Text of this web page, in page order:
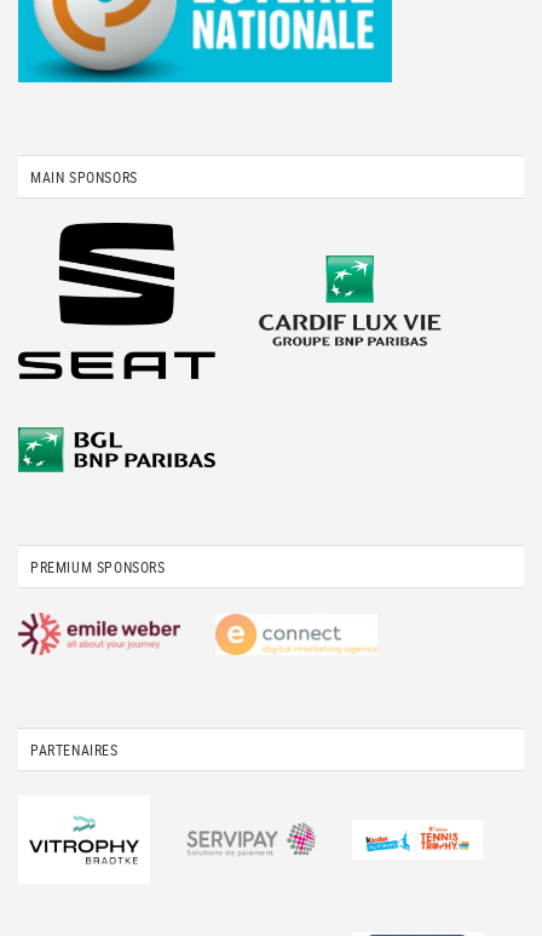
MAIN SPONSORS
PREMIUM SPONSORS
PARTENAIRES